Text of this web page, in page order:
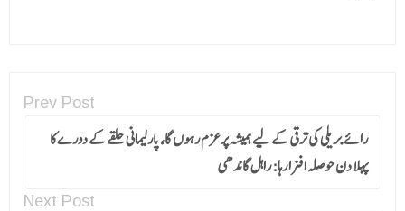
Prev Post
رائے بریلی کی ترقی کے لیے ہمیشہ پرعزم رہوں گا، پارلیمانی حلقے کے دورے کا
پہلا دن حوصلہ افزا رہا: راہل گاندھی
Next Post